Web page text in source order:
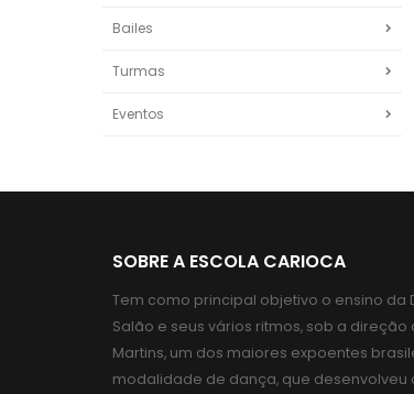
Bailes
Turmas
Eventos
SOBRE A ESCOLA CARIOCA
Tem como principal objetivo o ensino da
Salão e seus vários ritmos, sob a direção
Martins, um dos maiores expoentes
modalidade de dança, que desenvolveu